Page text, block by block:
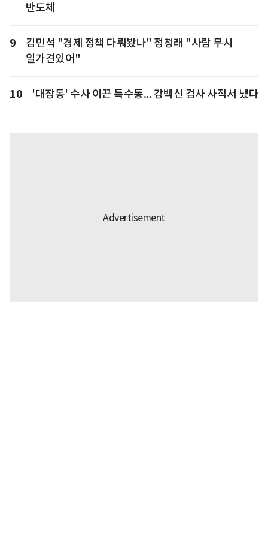
반도체
9
김민석 "경제 정책 다뤄봤나" 정청래 "사람 무시
일가견있어"
10 '대장동' 수사 이끈 특수통... 강백신 검사 사직서 냈다